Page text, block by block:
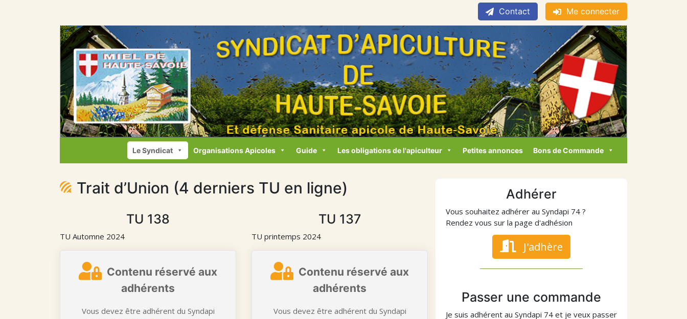
Contact Me connecter
Le Syndicat Organisations Apicoles Guide Les obligations de l'apiculteur Petites annonces Bons de Commande
Trait d’Union (4 derniers TU en ligne)
TU 138
TU Automne 2024
Contenu réservé aux
adhérents
Vous devez être adhérent du Syndapi
TU 137
TU printemps 2024
Contenu réservé aux
adhérents
Vous devez être adhérent du Syndapi
Adhérer
Vous souhaitez adhérer au Syndapi 74 ?
Rendez vous sur la page d'adhésion
J'adhère
Passer une commande
Je suis adhérent au Syndapi 74 et je veux passer